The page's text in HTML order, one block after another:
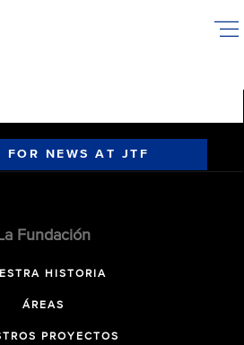
FOR NEWS AT JTF
La Fundación
HISTORIA
ÁREAS
PROYECTOS